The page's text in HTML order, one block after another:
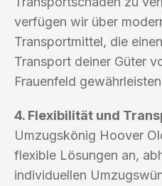
verfügen wir über
Transportmittel, die
Transport deiner Güter
Frauenfeld
4. Flexibilität und
Umzugskönig Hoover
flexible Lösungen an,
individuellen